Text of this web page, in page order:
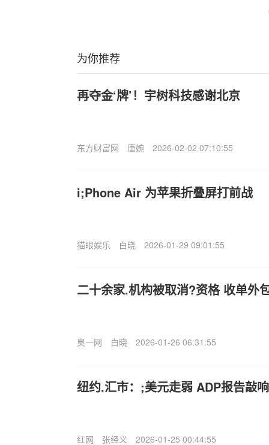
为你推荐
再夺金‘牌’！宇树科技感谢北京
东方财富网 唐婉 2026-02-02 07:10:55
i;Phone Air 为苹果折叠屏打前战
猫眼娱乐 白晓 2026-01-29 09:01:55
二十余家.机构被取消?资格 收单外
奥一网 白晓 2026-01-26 06:31:55
纽约.汇市：;美元走弱 ADP报告敲
红网 张经义 2026-01-25 00:44:55